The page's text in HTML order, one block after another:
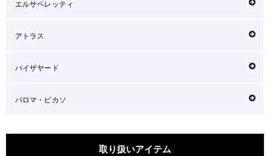
エルサペレッティ
アトラス
バイザヤード
パロマ・ピカソ
取り扱いアイテム